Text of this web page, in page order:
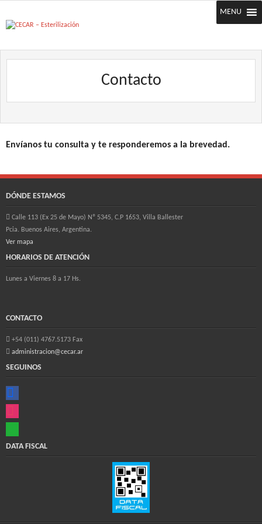
content
MENU
Contacto
Envíanos tu consulta y te responderemos a la brevedad.
DÓNDE ESTAMOS
Calle 113 (Ex 25 de Mayo) Nº 5345, C.P 1653, Villa Ballester
Pcia. Buenos Aires, Argentina.
Ver mapa
HORARIOS DE ATENCIÓN
Lunes a Viernes 8 a 17 Hs.
CONTACTO
+54 (011) 4767.5173 Fax
administracion@cecar.ar
SEGUINOS
facebook
DATA FISCAL